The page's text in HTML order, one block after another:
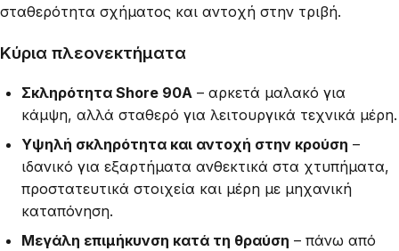
σταθερότητα σχήματος και αντοχή στην τριβή.
Κύρια πλεονεκτήματα
Σκληρότητα Shore 90A – αρκετά μαλακό για
κάμψη, αλλά σταθερό για λειτουργικά τεχνικά μέρη.
Υψηλή σκληρότητα και αντοχή στην κρούση –
ιδανικό για εξαρτήματα ανθεκτικά στα χτυπήματα,
προστατευτικά στοιχεία και μέρη με μηχανική
καταπόνηση.
Μεγάλη επιμήκυνση κατά τη θραύση – πάνω από